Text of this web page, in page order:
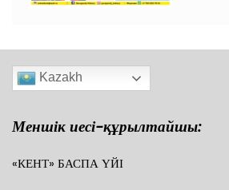
Kazakh
Меншік иесі-құрылтайшы:
«КЕНТ» БАСПА ҮЙІ